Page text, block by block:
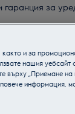
гаранция за
както и за
нашия уебсайт
върху „Приемане на
информация,